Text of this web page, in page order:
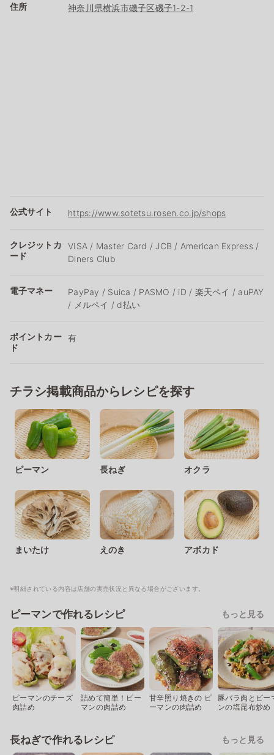
住所 神奈川県横浜市磯子区磯子1-2-1
公式サイト https://www.sotetsu.rosen.co.jp/shops
クレジットカ
ード
VISA / Master Card / JCB / American Express /
Diners Club
電子マネー
PayPay / Suica / PASMO / iD / 楽天ペイ / auPAY
/ メルペイ / d払い
ポイントカー
ド
有
チラシ掲載商品からレシピを探す
ピーマン 長ねぎ オクラ
まいたけ えのき アボカド
※明細されている内容は店舗の実売状況と異なる場合がございます。
ピーマンで作れるレシピ もっと見る
ピーマンのチーズ
肉詰め
詰めて簡単！ピー
マンの肉詰め
甘辛照り焼きの ピ
ーマンの肉詰め
豚バラ肉とピー
ンの塩昆布炒め
長ねぎで作れるレシピ もっと見る